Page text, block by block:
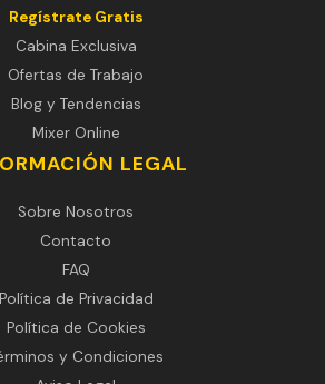
Regístrate Gratis
Cabina Exclusiva
Ofertas de Trabajo
Blog y Tendencias
Mixer Online
LEGAL
Sobre Nosotros
Contacto
FAQ
Política de Privacidad
Política de Cookies
y Condiciones